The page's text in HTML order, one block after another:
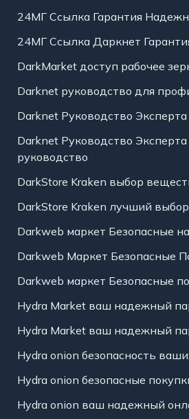
24МГ Ссылка Гарантия
24МГ Ссылка Даркнет
DarkMarket доступ рабочее
Darknet руководство для
Darknet Руководство Эксперта
Darknet Руководство
руководство
DarkStore Kraken выбор
DarkStore Kraken лучший
Darkweb маркет Безопасные
Darkweb Маркет Безопасные
Darkweb маркет Безопасные
Hydra Market ваш надежный
Hydra Market ваш надежный
Hydra onion безопасность
Hydra onion безопасные
Hydra onion ваш надежный